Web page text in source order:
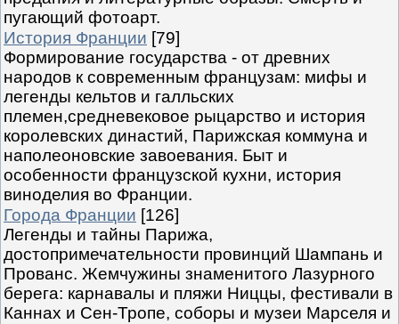
пугающий фотоарт.
История Франции [79]
Формирование государства - от древних
народов к современным французам: мифы и
легенды кельтов и галльских
племен,средневековое рыцарство и история
королевских династий, Парижская коммуна и
наполеоновские завоевания. Быт и
особенности французской кухни, история
виноделия во Франции.
Города Франции [126]
Легенды и тайны Парижа,
достопримечательности провинций Шампань и
Прованс. Жемчужины знаменитого Лазурного
берега: карнавалы и пляжи Ниццы, фестивали в
Каннах и Сен-Тропе, соборы и музеи Марселя и